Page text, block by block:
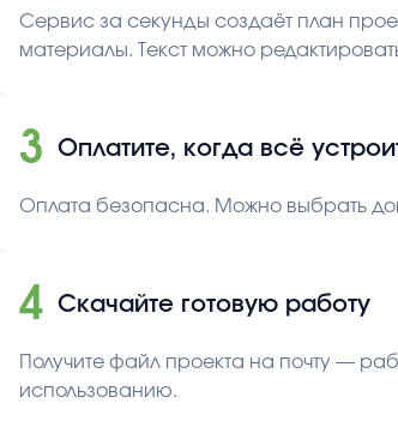
Сервис за секунды создаёт план
материалы. Текст можно
3 Оплатите, когда всё
Оплата безопасна. Можно выбрать
4 Скачайте готовую работу
Получите файл проекта на почту —
использованию.